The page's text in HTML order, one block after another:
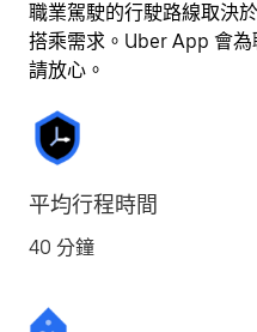
閉
行
事
職業駕駛的行駛路線取決
搭乘需求。Uber App 會為
請放心。
平均行程時間
40 分鐘